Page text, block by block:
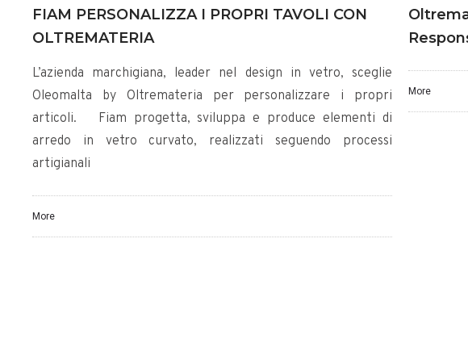
FIAM PERSONALIZZA I PROPRI TAVOLI CON
OLTREMATERIA
L’azienda marchigiana, leader nel design in vetro, sceglie
Oleomalta by Oltremateria per personalizzare i propri
articoli. Fiam progetta, sviluppa e produce elementi di
arredo in vetro curvato, realizzati seguendo processi
artigianali
More
More